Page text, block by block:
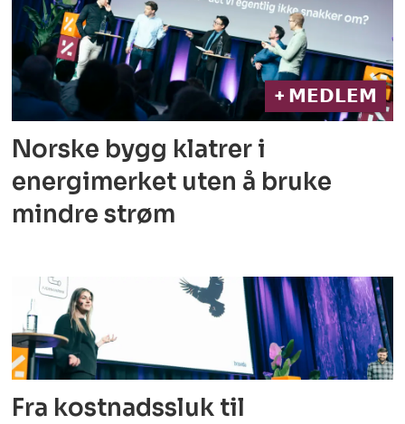
+ 𝗠𝗘𝗗𝗟𝗘𝗠
Norske bygg klatrer i
energimerket uten å bruke
mindre strøm
Fra kostnadssluk til